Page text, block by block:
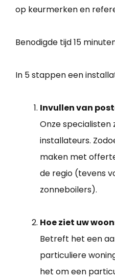
op keurmerken en
Benodigde tijd15
In 5 stappen een
Invullen van
Onze specialisten
installateurs.
maken met
de regio (tevens
zonneboilers).
Hoe ziet uw
Betreft het een
particuliere
het om een